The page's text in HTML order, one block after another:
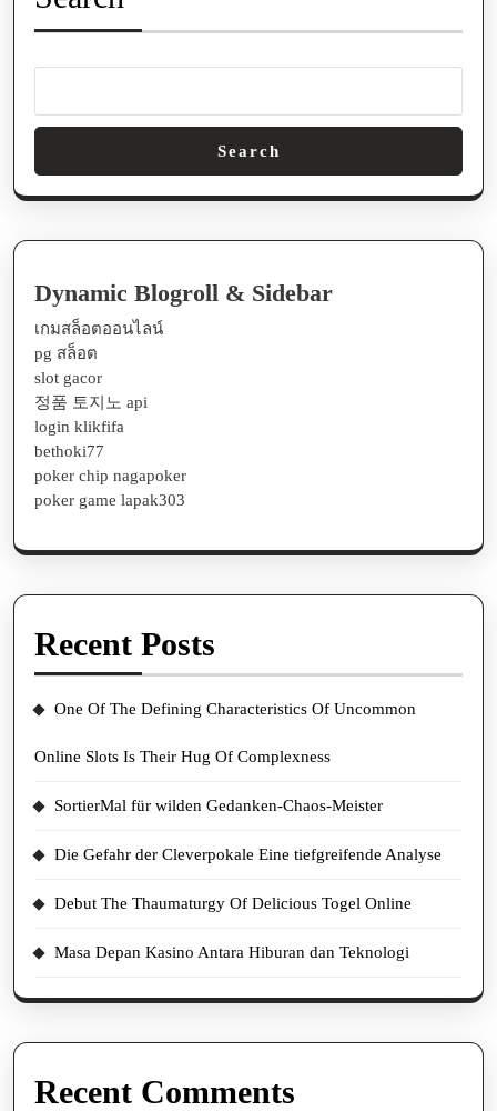
Search
Dynamic Blogroll & Sidebar
เกมสล็อตออนไลน์
pg สล็อต
slot gacor
정품 토지노 api
login klikfifa
bethoki77
poker chip nagapoker
poker game lapak303
Recent Posts
One Of The Defining Characteristics Of Uncommon
Online Slots Is Their Hug Of Complexness
SortierMal für wilden Gedanken-Chaos-Meister
Die Gefahr der Cleverpokale Eine tiefgreifende Analyse
Debut The Thaumaturgy Of Delicious Togel Online
Masa Depan Kasino Antara Hiburan dan Teknologi
Recent Comments